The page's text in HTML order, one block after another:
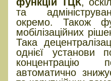
та
окремо. Також
мобілізаційних
Така
однієї установи
концентрацію
автоматично